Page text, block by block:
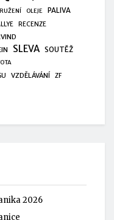
OLEJE PALIVA
RECENZE
SLEVA SOUTĚŽ
VZDĚLÁVÁNÍ ZF
2026